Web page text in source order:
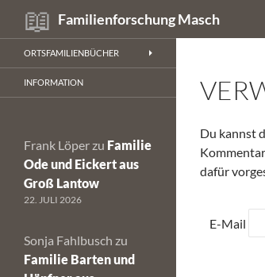
Inhalt
springen
Familienforschung Masch
Suchen
Du kannst
dafür
E-Mail
ORTSFAMILIENBÜCHER
INFORMATION
Frank Löper zu Familie
Ode und Eickert aus
Groß Lantow
22. JULI 2026
Sonja Fahlbusch zu
Familie Barten und